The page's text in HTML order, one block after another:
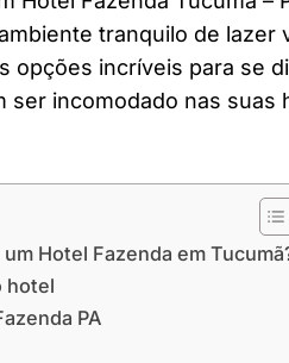
tranquilo de
opções incríveis para se
ser incomodado nas
Hotel Fazenda em
hotel
PA